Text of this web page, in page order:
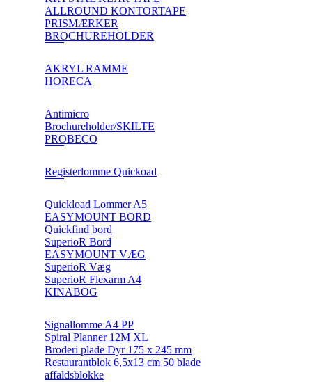
ALLROUND KONTORTAPE
PRISMÆRKER
BROCHUREHOLDER
AKRYL RAMME
HORECA
Antimicro
Brochureholder/SKILTE
PROBECO
Registerlomme Quickoad
Quickload Lommer A5
EASYMOUNT BORD
Quickfind bord
SuperioR Bord
EASYMOUNT VÆG
SuperioR Væg
SuperioR Flexarm A4
KINABOG
Signallomme A4 PP
Spiral Planner 12M XL
Broderi plade Dyr 175 x 245 mm
Restaurantblok 6,5x13 cm 50 blade
affaldsblokke